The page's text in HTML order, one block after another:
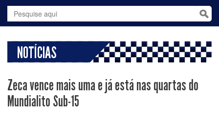
NOTÍCIAS
Zeca vence mais uma e já está nas quartas do
Mundialito Sub-15